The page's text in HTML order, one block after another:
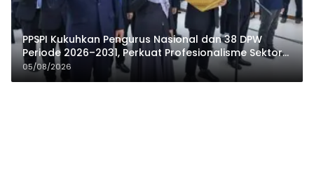
PPSPI Kukuhkan Pengurus Nasional dan 38 DPW
Periode 2026–2031, Perkuat Profesionalisme Sektor
Publik
05/08/2026